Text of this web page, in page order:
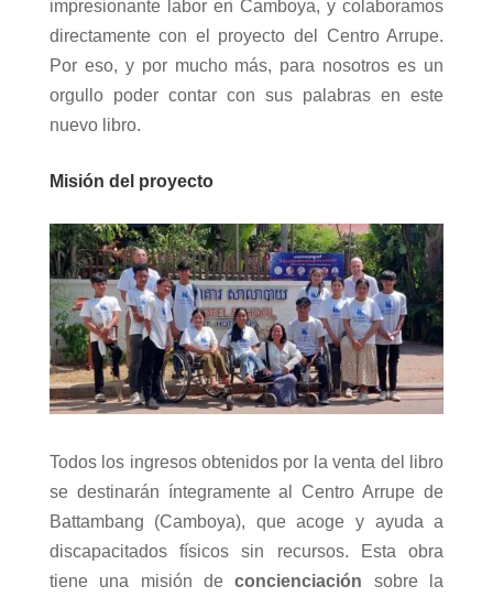
impresionante labor en Camboya, y colaboramos
directamente con el proyecto del Centro Arrupe.
Por eso, y por mucho más, para nosotros es un
orgullo poder contar con sus palabras en este
nuevo libro.
Misión del proyecto
Todos los ingresos obtenidos por la venta del libro
se destinarán íntegramente al Centro Arrupe de
Battambang (Camboya), que acoge y ayuda a
discapacitados físicos sin recursos. Esta obra
tiene una misión deconcienciación sobre la